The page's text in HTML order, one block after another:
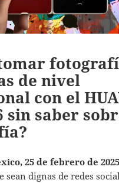
de nivel
con el
sin saber
25 de febrero de 2025
sean dignas de redes